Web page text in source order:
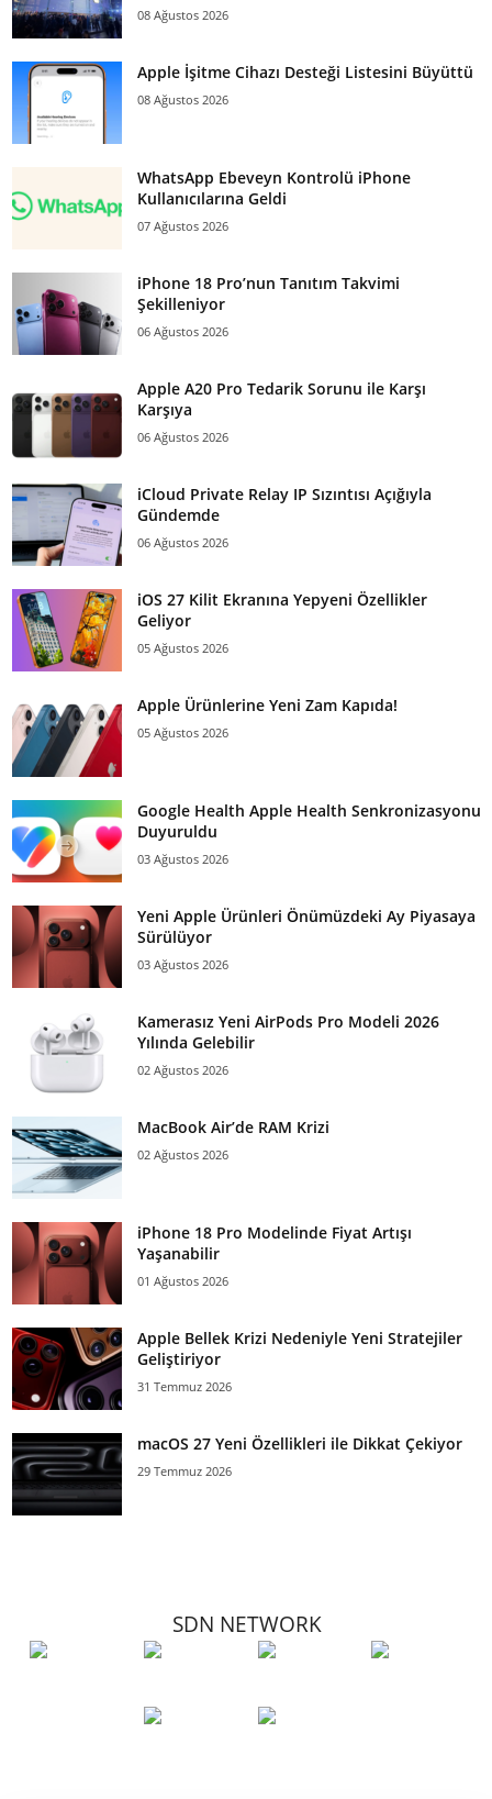
08 Ağustos 2026
Apple İşitme Cihazı Desteği Listesini Büyüttü
08 Ağustos 2026
WhatsApp Ebeveyn Kontrolü iPhone
Kullanıcılarına Geldi
07 Ağustos 2026
iPhone 18 Pro’nun Tanıtım Takvimi
Şekilleniyor
06 Ağustos 2026
Apple A20 Pro Tedarik Sorunu ile Karşı
Karşıya
06 Ağustos 2026
iCloud Private Relay IP Sızıntısı Açığıyla
Gündemde
06 Ağustos 2026
iOS 27 Kilit Ekranına Yepyeni Özellikler
Geliyor
05 Ağustos 2026
Apple Ürünlerine Yeni Zam Kapıda!
05 Ağustos 2026
Google Health Apple Health Senkronizasyonu
Duyuruldu
03 Ağustos 2026
Yeni Apple Ürünleri Önümüzdeki Ay Piyasaya
Sürülüyor
03 Ağustos 2026
Kamerasız Yeni AirPods Pro Modeli 2026
Yılında Gelebilir
02 Ağustos 2026
MacBook Air’de RAM Krizi
02 Ağustos 2026
iPhone 18 Pro Modelinde Fiyat Artışı
Yaşanabilir
01 Ağustos 2026
Apple Bellek Krizi Nedeniyle Yeni Stratejiler
Geliştiriyor
31 Temmuz 2026
macOS 27 Yeni Özellikleri ile Dikkat Çekiyor
29 Temmuz 2026
SDN NETWORK